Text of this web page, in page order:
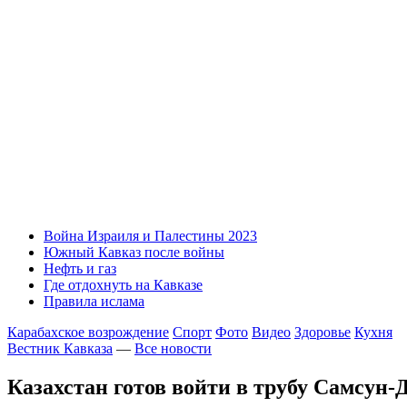
Война Израиля и Палестины 2023
Южный Кавказ после войны
Нефть и газ
Где отдохнуть на Кавказе
Правила ислама
Карабахское возрождение Спорт Фото Видео Здоровье Кухня
Вестник Кавказа — Все новости
Казахстан готов войти в трубу